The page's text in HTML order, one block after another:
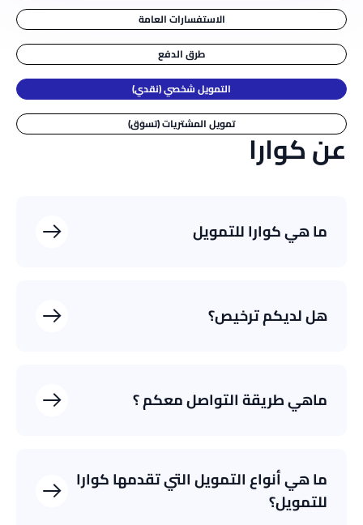
الاستفسارات العامة
طرق الدفع
التمويل شخصي (نقدي)
تمويل المشتريات (تسوَق)
عن كوارا
ما هي كوارا للتمويل
هل لديكم ترخيص؟
US/LicenseEntities/Pages/FinanceLicencedEntities.aspx
ماهي طريقة التواصل معكم ؟
البريد الإلكتروني CustomerCare@QuaraFinance.com
ما هي أنواع التمويل التي تقدمها كوارا
للتمويل؟